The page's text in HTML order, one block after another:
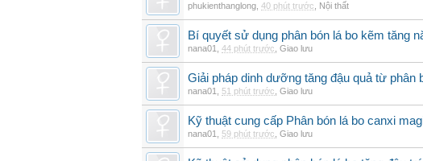
phukienthanglong 40 phút trước Nội thất
Bí quyết sử dụng phân bón lá bo kẽm tăng
nana01 44 phút trước Giao lưu
Giải pháp dinh dưỡng tăng đậu quả từ phân
nana01 51 phút trước Giao lưu
Kỹ thuật cung cấp Phân bón lá bo canxi
nana01 59 phút trước Giao lưu